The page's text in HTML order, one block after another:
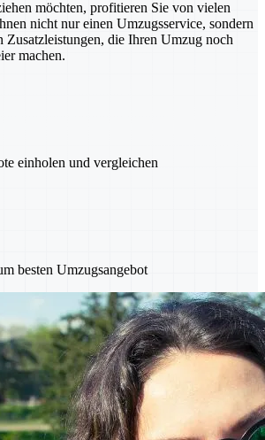
möchten, profitieren Sie von vielen
nicht nur einen Umzugsservice, sondern
Zusatzleistungen, die Ihren Umzug noch
machen.
einholen und vergleichen
besten Umzugsangebot